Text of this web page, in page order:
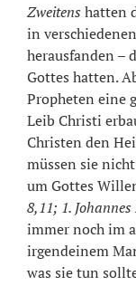
Zweitens hatten
in
herausfanden –
Gottes hatten.
Propheten eine
Leib Christi
Christen den
müssen sie
um Gottes
8,11; 1. Johannes
immer noch im
irgendeinem
was sie tun